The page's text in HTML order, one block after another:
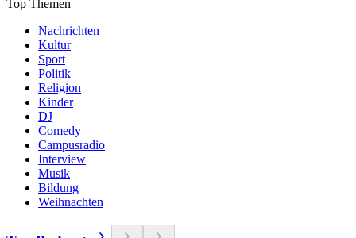
Top Themen
Nachrichten
Kultur
Sport
Politik
Religion
Kinder
DJ
Comedy
Campusradio
Interview
Musik
Bildung
Weihnachten